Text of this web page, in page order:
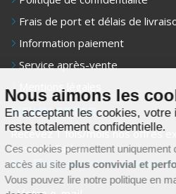
Frais de port et délais de
Information paiement
Service après-vente
Mentions légales
NEWSLETTER
Recevez 1 fois/mois nos offres
conseils d’achat.
5€ offerts sur votre premier
Nous aimons les
En acceptant les cookies,
reste totalement confidentielle.
Ces cookies permettent
accès au siteplus convivial et
Vous pouvez lire notre politique en